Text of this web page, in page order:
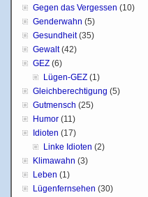
Gegen das Vergessen (10)
Genderwahn (5)
Gesundheit(35)
Gewalt(42)
GEZ (6)
Lügen-GEZ (1)
Gleichberechtigung (5)
Gutmensch (25)
Humor (11)
Idioten (17)
Linke Idioten (2)
Klimawahn (3)
Leben (1)
Lügenfernsehen (30)